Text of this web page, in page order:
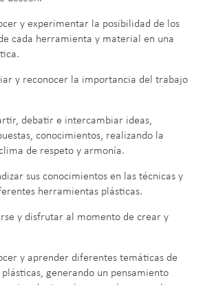
y experimentar la posibilidad de los
cada herramienta y material en una
y reconocer la importancia del trabajo
debatir e intercambiar ideas,
conocimientos, realizando la
de respeto y armonía.
sus conocimientos en las técnicas y
herramientas plásticas.
y disfrutar al momento de crear y
y aprender diferentes temáticas de
generando un pensamiento